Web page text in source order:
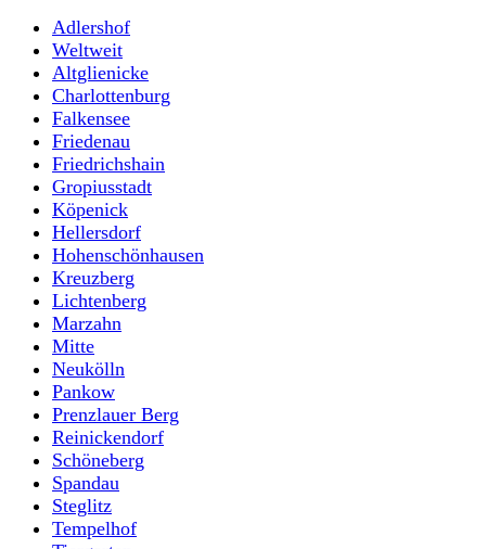
Adlershof
Weltweit
Altglienicke
Charlottenburg
Falkensee
Friedenau
Friedrichshain
Gropiusstadt
Köpenick
Hellersdorf
Hohenschönhausen
Kreuzberg
Lichtenberg
Marzahn
Mitte
Neukölln
Pankow
Prenzlauer Berg
Reinickendorf
Schöneberg
Spandau
Steglitz
Tempelhof